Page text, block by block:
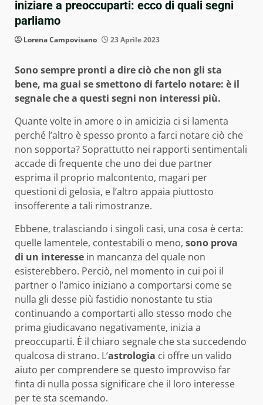
iniziare a preoccuparti: ecco di quali segni
parliamo
Lorena Campovisano 23 Aprile 2023
Sono sempre pronti a dire ciò che non gli sta
bene, ma guai se smettono di fartelo notare: è il
segnale che a questi segni non interessi più.
Quante volte in amore o in amicizia ci si lamenta
perché l’altro è spesso pronto a farci notare ciò che
non sopporta? Soprattutto nei rapporti sentimentali
accade di frequente che uno dei due partner
esprima il proprio malcontento, magari per
questioni di gelosia, e l’altro appaia piuttosto
insofferente a tali rimostranze.
Ebbene, tralasciando i singoli casi, una cosa è certa:
quelle lamentele, contestabili o meno, sono prova
di un interesse in mancanza del quale non
esisterebbero. Perciò, nel momento in cui poi il
partner o l’amico iniziano a comportarsi come se
nulla gli desse più fastidio nonostante tu stia
continuando a comportarti allo stesso modo che
prima giudicavano negativamente, inizia a
preoccuparti. È il chiaro segnale che sta succedendo
qualcosa di strano. L’astrologia ci offre un valido
aiuto per comprendere se questo improvviso far
finta di nulla possa significare che il loro interesse
per te sta scemando.